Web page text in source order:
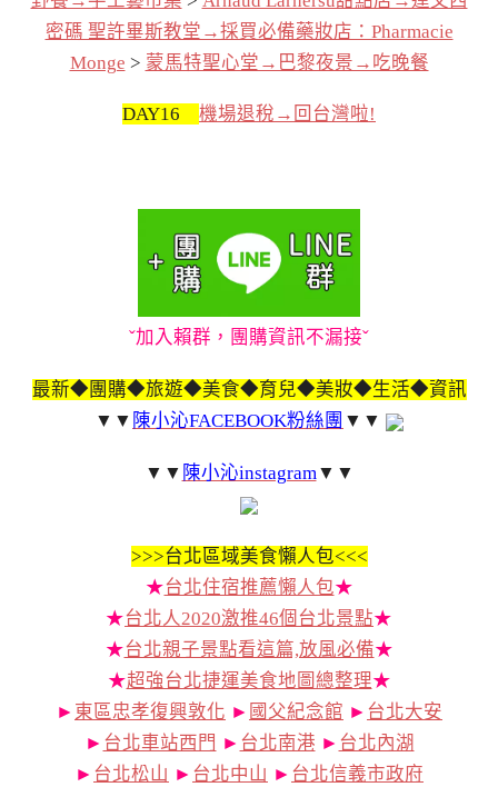
密碼 聖許畢斯教堂→採買必備藥妝店：Pharmacie
Monge > 蒙馬特聖心堂→巴黎夜景→吃晚餐
DAY16 機場退稅→回台灣啦!
ˇ加入賴群，團購資訊不漏接ˇ
最新◆團購◆旅遊◆美食◆育兒◆美妝◆生活◆資訊
▼▼ 陳小沁FACEBOOK粉絲團 ▼▼
▼▼ 陳小沁instagram▼▼
>>>台北區域美食懶人包<<<
★台北住宿推薦懶人包★
★台北人2020激推46個台北景點★
★台北親子景點看這篇,放風必備★
★超強台北捷運美食地圖總整理★
► 東區忠孝復興敦化 ► 國父紀念館 ► 台北大安
► 台北車站西門 ► 台北南港 ► 台北內湖
► 台北松山 ► 台北中山 ► 台北信義市政府